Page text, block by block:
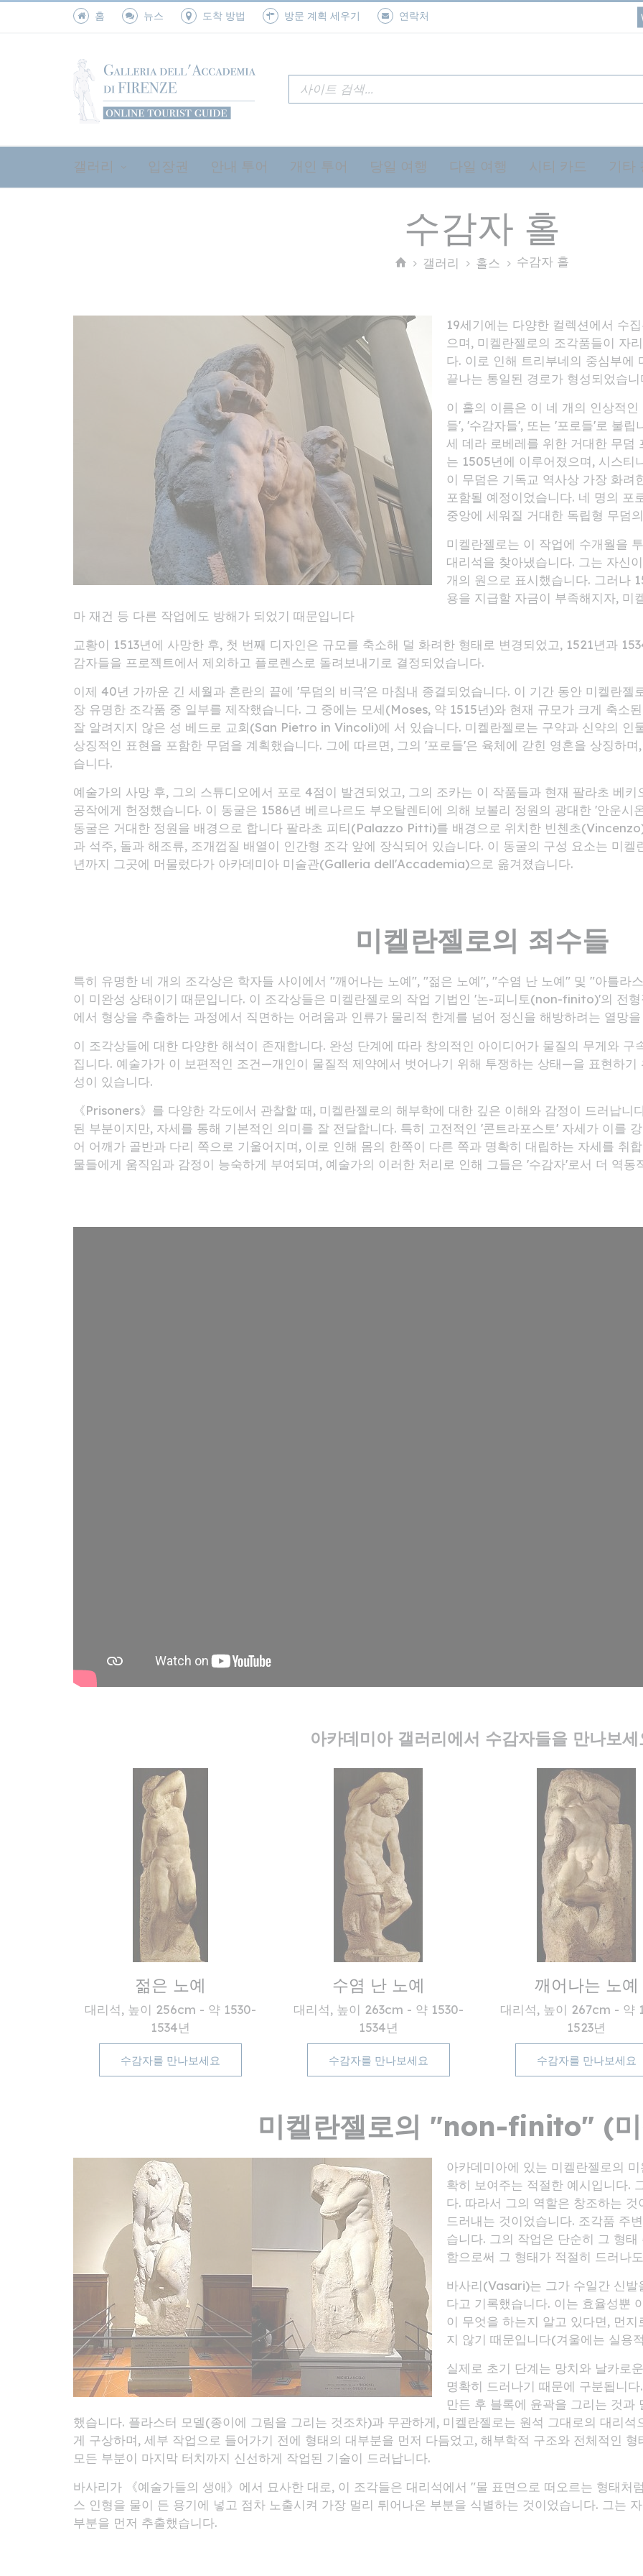
홈 뉴스 도착 방법 방문 계획 세우기 연락처
갤러리 콜로소 홀
수감자 홀
트리뷴
플래스터 캐스트 갤러리
음악 악기
파치노의 방
지오토의 방
오르카냐의 방
후기 고딕 양식의 홀입장권 안내 투어 개인 투어 당일 여행 다일 여행 시티 카드 기타
수감자 홀
갤러리 홀스 수감자 홀
19세기에는 다양한 컬렉션에서 수
으며, 미켈란젤로의 조각품들이 자
다. 이로 인해 트리부네의 중심부에
끝나는 통일된 경로가 형성되었습니
이 홀의 이름은 이 네 개의 인상적
들', '수감자들', 또는 '포로들'로 불
세 데라 로베레를 위한 거대한 무덤
는 1505년에 이루어졌으며, 시스티
이 무덤은 기독교 역사상 가장 화
포함될 예정이었습니다. 네 명의 포
중앙에 세워질 거대한 독립형 무덤
미켈란젤로는 이 작업에 수개월을
대리석을 찾아냈습니다. 그는 자신
개의 원으로 표시했습니다. 그러나
용을 지급할 자금이 부족해지자, 미
마 재건 등 다른 작업에도 방해가 되었기 때문입니다
교황이 1513년에 사망한 후, 첫 번째 디자인은 규모를 축소해 덜 화려한 형태로 변경되었고, 1521년과
감자들을 프로젝트에서 제외하고 플로렌스로 돌려보내기로 결정되었습니다.
이제 40년 가까운 긴 세월과 혼란의 끝에 '무덤의 비극'은 마침내 종결되었습니다. 이 기간 동안 미켈란
장 유명한 조각품 중 일부를 제작했습니다. 그 중에는 모세(Moses, 약 1515년)와 현재 규모가 크게 축소
잘 알려지지 않은 성 베드로 교회(San Pietro in Vincoli)에 서 있습니다. 미켈란젤로는 구약과 신약의 인
상징적인 표현을 포함한 무덤을 계획했습니다. 그에 따르면, 그의 '포로들'은 육체에 갇힌 영혼을 상징하
습니다.
예술가의 사망 후, 그의 스튜디오에서 포로 4점이 발견되었고, 그의 조카는 이 작품들과 현재 팔라초 베
공작에게 헌정했습니다. 이 동굴은 1586년 베르나르도 부오탈렌티에 의해 보볼리 정원의 광대한 '안운시
동굴은 거대한 정원을 배경으로 합니다 팔라초 피티(Palazzo Pitti)를 배경으로 위치한 빈첸초
과 석주, 돌과 해조류, 조개껍질 배열이 인간형 조각 앞에 장식되어 있습니다. 이 동굴의 구성 요소는 미
년까지 그곳에 머물렀다가 아카데미아 미술관(Galleria dell'Accademia)으로 옮겨졌습니다.
미켈란젤로의 죄수들
특히 유명한 네 개의 조각상은 학자들 사이에서 "깨어나는 노예", "젊은 노예", "수염 난 노예" 및 "아틀라
이 미완성 상태이기 때문입니다. 이 조각상들은 미켈란젤로의 작업 기법인 '논-피니토(non-finito)'의 전
에서 형상을 추출하는 과정에서 직면하는 어려움과 인류가 물리적 한계를 넘어 정신을 해방하려는 열망
이 조각상들에 대한 다양한 해석이 존재합니다. 완성 단계에 따라 창의적인 아이디어가 물질의 무게와
집니다. 예술가가 이 보편적인 조건—개인이 물질적 제약에서 벗어나기 위해 투쟁하는 상태—을 표현하
성이 있습니다.
《Prisoners》를 다양한 각도에서 관찰할 때, 미켈란젤로의 해부학에 대한 깊은 이해와 감정이 드러납
된 부분이지만, 자세를 통해 기본적인 의미를 잘 전달합니다. 특히 고전적인 '콘트라포스토' 자세가 이를
어 어깨가 골반과 다리 쪽으로 기울어지며, 이로 인해 몸의 한쪽이 다른 쪽과 명확히 대립하는 자세를 취
물들에게 움직임과 감정이 능숙하게 부여되며, 예술가의 이러한 처리로 인해 그들은 '수감자'로서 더 역
아카데미아 갤러리에서 수감자들을 만나보세
젊은 노예
대리석, 높이 256cm - 약 1530-
1534년
수감자를 만나보세요
수염 난 노예
대리석, 높이 263cm - 약 1530-
1534년
수감자를 만나보세요
깨어나는 노예
대리석, 높이 267cm - 약
1523년
수감자를 만나보세요
미켈란젤로의 "non-finito" (
아카데미아에 있는 미켈란젤로의
확히 보여주는 적절한 예시입니다.
다. 따라서 그의 역할은 창조하는
드러내는 것이었습니다. 조각품 주
습니다. 그의 작업은 단순히 그 형
함으로써 그 형태가 적절히 드러나
바사리(Vasari)는 그가 수일간 신
다고 기록했습니다. 이는 효율성뿐
이 무엇을 하는지 알고 있다면, 먼
지 않기 때문입니다(겨울에는 실용
실제로 초기 단계는 망치와 날카로
명확히 드러나기 때문에 구분됩니
만든 후 블록에 윤곽을 그리는 것과
했습니다. 플라스터 모델(종이에 그림을 그리는 것조차)과 무관하게, 미켈란젤로는 원석 그대로의 대리
게 구상하며, 세부 작업으로 들어가기 전에 형태의 대부분을 먼저 다듬었고, 해부학적 구조와 전체적인
모든 부분이 마지막 터치까지 신선하게 작업된 기술이 드러납니다.
바사리가 《예술가들의 생애》에서 묘사한 대로, 이 조각들은 대리석에서 "물 표면으로 떠오르는 형태처
스 인형을 물이 든 용기에 넣고 점차 노출시켜 가장 멀리 튀어나온 부분을 식별하는 것이었습니다. 그는
부분을 먼저 추출했습니다.